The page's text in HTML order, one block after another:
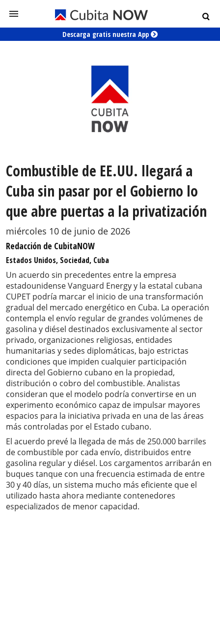
Descarga gratis nuestra App
Combustible de EE.UU. llegará a
Cuba sin pasar por el Gobierno lo
que abre puertas a la privatización
miércoles 10 de junio de 2026
Redacción de CubitaNOW
Estados Unidos, Sociedad, Cuba
Un acuerdo sin precedentes entre la empresa
estadounidense Vanguard Energy y la estatal cubana
CUPET podría marcar el inicio de una transformación
gradual del mercado energético en Cuba. La operación
contempla el envío regular de grandes volúmenes de
gasolina y diésel destinados exclusivamente al sector
privado, organizaciones religiosas, entidades
humanitarias y sedes diplomáticas, bajo estrictas
condiciones que impiden cualquier participación
directa del Gobierno cubano en la propiedad,
distribución o cobro del combustible. Analistas
consideran que el modelo podría convertirse en un
experimento económico capaz de impulsar mayores
espacios para la iniciativa privada en una de las áreas
más controladas por el Estado cubano.
El acuerdo prevé la llegada de más de 250.000 barriles
de combustible por cada envío, distribuidos entre
gasolina regular y diésel. Los cargamentos arribarán en
buques tanque con una frecuencia estimada de entre
30 y 40 días, un sistema mucho más eficiente que el
utilizado hasta ahora mediante contenedores
especializados de menor capacidad.